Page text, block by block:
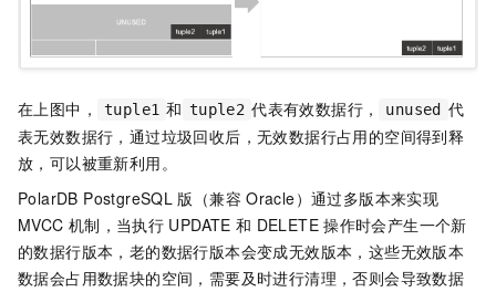
在上图中， tuple1 和 tuple2 代表有效数据行， unused 代
表无效数据行，通过垃圾回收后，无效数据行占用的空间得到释
放，可以被重新利用。
PolarDB PostgreSQL 版（兼容 Oracle） 通过多版本来实现
MVCC 机制，当执行 UPDATE 和 DELETE 操作时会产生一个新
的数据行版本，老的数据行版本会变成无效版本，这些无效版本
数据会占用数据块的空间，需要及时进行清理，否则会导致数据